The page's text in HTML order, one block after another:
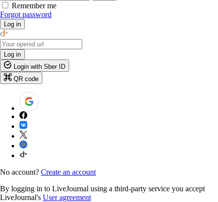
Remember me
Forgot password
Log in
Log in
Login with Sber ID
QR code
No account? Create an account
By logging in to LiveJournal using a third-party service you accept
LiveJournal's User agreement